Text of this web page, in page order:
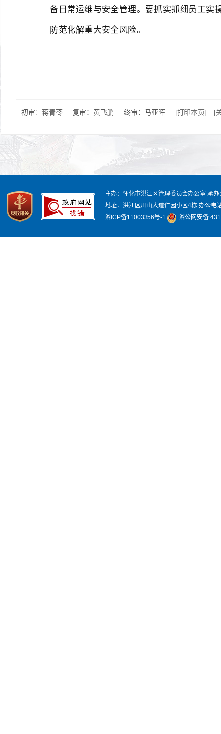
备日常运维与安全管理。要抓实抓细员工实
防范化解重大安全风险。
初审：蒋青苓 复审：黄飞鹏 终审：马亚晖 [打印本页] [
主办：怀化市洪江区管理委员会办公室 承办
地址：洪江区川山大道仁园小区4栋 办公电
湘ICP备11003356号-1
湘公网安备